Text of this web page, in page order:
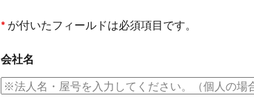
* が付いたフィールドは必須項目です。
会社名